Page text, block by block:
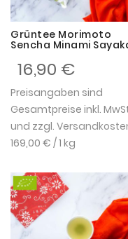
Grüntee Morimoto
Sencha Minami
16,90 €
Preisangaben sind
Gesamtpreise inkl.
und zzgl.
169,00 € / 1 kg